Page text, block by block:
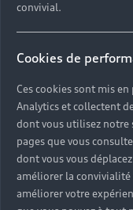
convivial.
Cookies de
Ces cookies sont mis
Analytics et collectent
dont vous utilisez notre
pages que vous
dont vous vous
améliorer la
améliorer votre